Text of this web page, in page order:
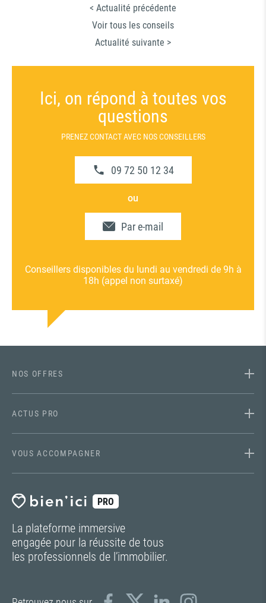
< Actualité précédente
Voir tous les conseils
Actualité suivante >
Ici, on répond à toutes vos
questions
PRENEZ CONTACT AVEC NOS CONSEILLERS
09 72 50 12 34
ou
Par e-mail
Conseillers disponibles du lundi au vendredi de 9h à
18h (appel non surtaxé)
PRO
La plateforme immersive
engagée pour la réussite de tous
les professionnels de l’immobilier.
NOS OFFRES
ACTUS PRO
VOUS ACCOMPAGNER